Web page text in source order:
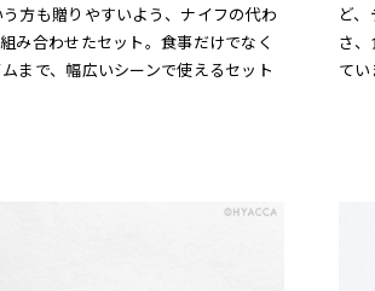
方も贈りやすいよう、ナイフの代わ
み合わせたセット。食事だけでなく
まで、幅広いシーンで使えるセット
ど
さ
てい